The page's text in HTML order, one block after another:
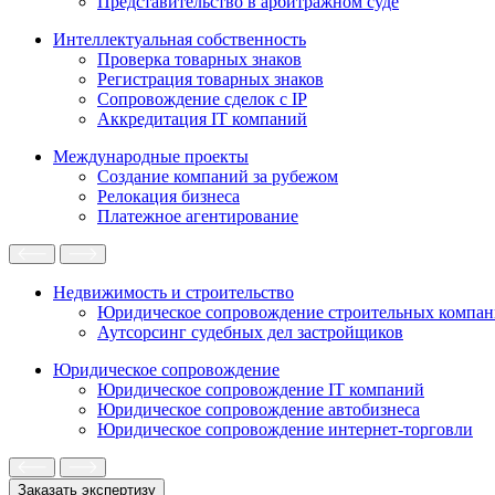
Интеллектуальная собственность
Проверка товарных знаков
Регистрация товарных знаков
Сопровождение сделок с IP
Аккредитация IT компаний
Международные проекты
Создание компаний за рубежом
Релокация бизнеса
Платежное агентирование
Недвижимость и строительство
Юридическое сопровождение строительных
Аутсорсинг судебных дел застройщиков
Юридическое сопровождение
Юридическое сопровождение IT компаний
Юридическое сопровождение автобизнеса
Юридическое сопровождение интернет-торговли
Заказать экспертизу